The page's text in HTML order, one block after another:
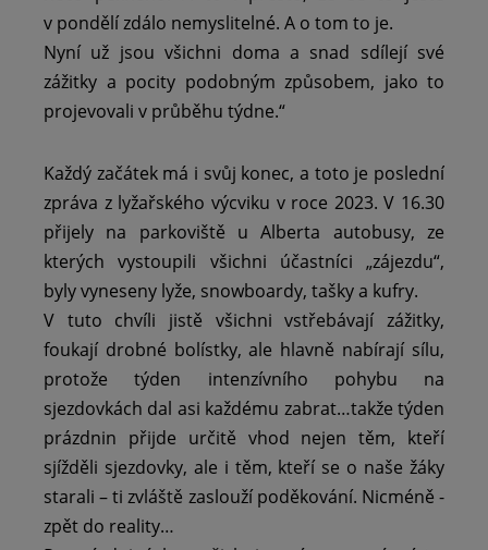
v pondělí zdálo nemyslitelné. A o tom to je.
Nyní už jsou všichni doma a snad sdílejí své
zážitky a pocity podobným způsobem, jako to
projevovali v průběhu týdne.“
Každý začátek má i svůj konec, a toto je poslední
zpráva z lyžařského výcviku v roce 2023. V 16.30
přijely na parkoviště u Alberta autobusy, ze
kterých vystoupili všichni účastníci „zájezdu“,
byly vyneseny lyže, snowboardy, tašky a kufry.
V tuto chvíli jistě všichni vstřebávají zážitky,
foukají drobné bolístky, ale hlavně nabírají sílu,
protože týden intenzívního pohybu na
sjezdovkách dal asi každému zabrat…takže týden
prázdnin přijde určitě vhod nejen těm, kteří
sjížděli sjezdovky, ale i těm, kteří se o naše žáky
starali – ti zvláště zaslouží poděkování. Nicméně -
zpět do reality…